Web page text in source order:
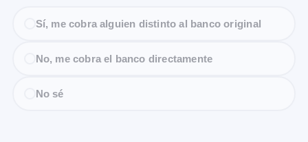
Sí, me cobra alguien distinto al banco original
No, me cobra el banco directamente
No sé